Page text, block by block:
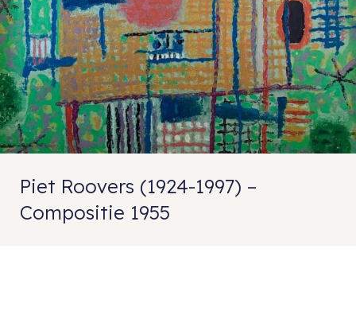
Piet Roovers (1924-1997) –
Compositie 1955